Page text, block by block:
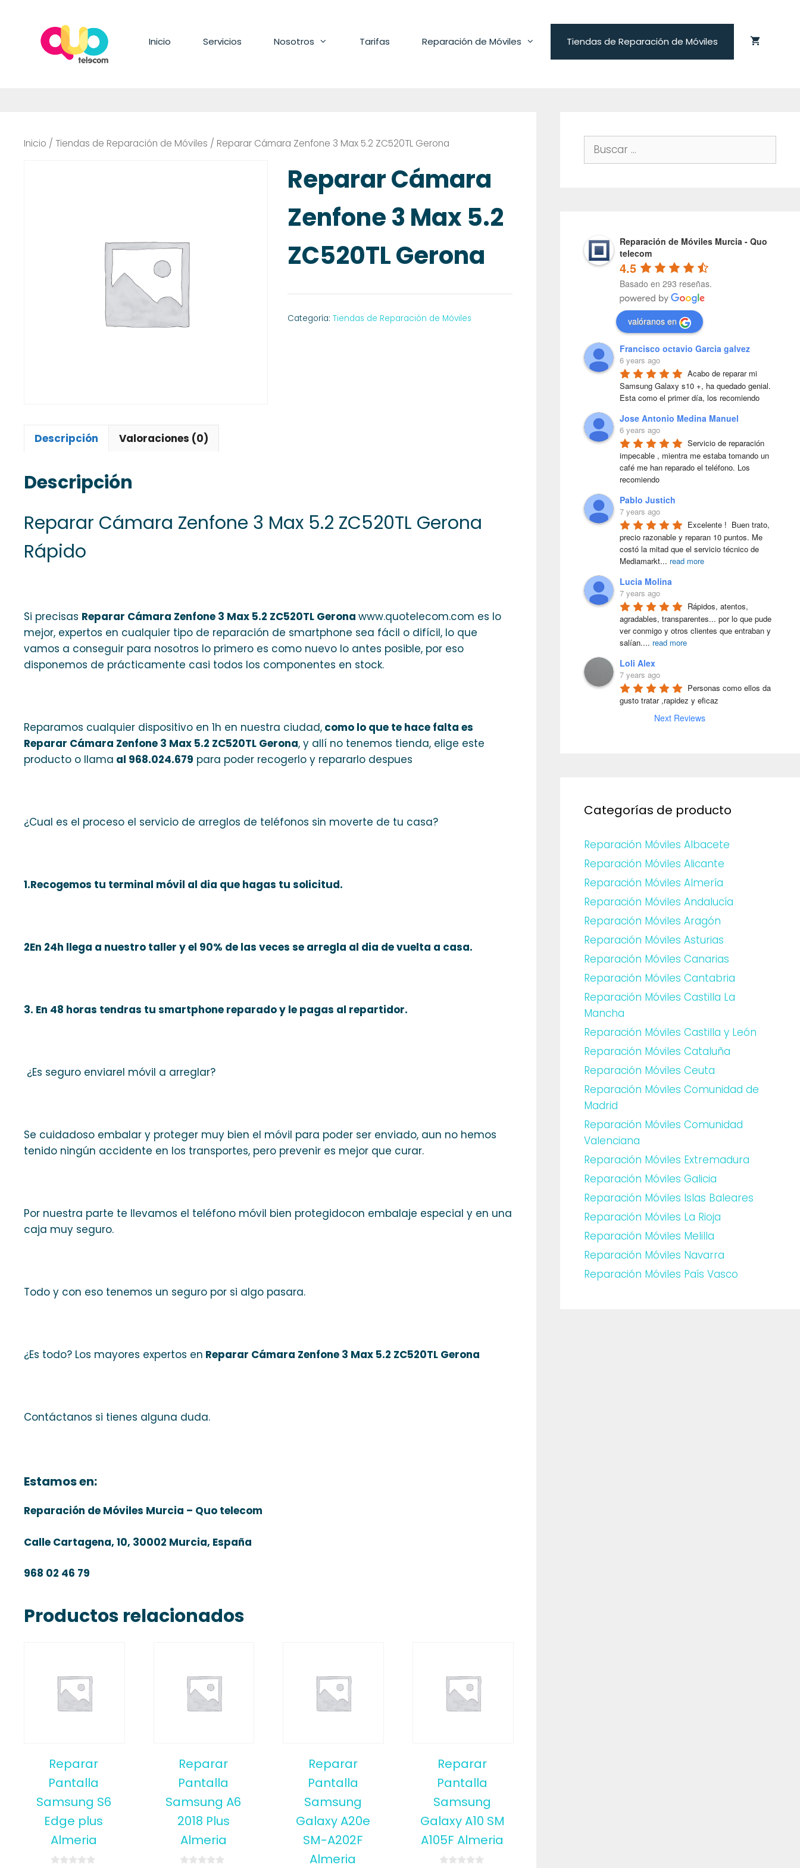
contenido
Inicio Servicios Nosotros Tarifas Reparación de Móviles Tiendas de Reparación de Móviles
Inicio / Tiendas de Reparación de Móviles / Reparar Cámara Zenfone 3 Max 5.2 ZC520TL Gerona
Reparar Cámara
Zenfone 3 Max 5.2
ZC520TL Gerona
Categoría:Tiendas de Reparación de Móviles
Descripción Valoraciones (0)
Descripción
Reparar Cámara Zenfone 3 Max 5.2 ZC520TL Gerona
Rápido
Si precisas Reparar Cámara Zenfone 3 Max 5.2 ZC520TL Gerona www.quotelecom.com es lo
mejor, expertos en cualquier tipo de reparación de smartphone sea fácil o difícil, lo que
vamos a conseguir para nosotros lo primero es como nuevo lo antes posible, por eso
disponemos de prácticamente casi todos los componentes en stock.
Reparamos cualquier dispositivo en 1h en nuestra ciudad, como lo que te hace falta es
Reparar Cámara Zenfone 3 Max 5.2 ZC520TL Gerona, y allí no tenemos tienda, elige este
producto o llama al 968.024.679 para poder recogerlo y repararlo despues
¿Cual es el proceso el servicio de arreglos de teléfonos sin moverte de tu casa?
1.Recogemos tu terminal móvil al dia que hagas tu solicitud.
2En 24h llega a nuestro taller y el 90% de las veces se arregla al dia de vuelta a casa.
3. En 48 horas tendras tu smartphone reparado y le pagas al repartidor.
¿Es seguro enviarel móvil a arreglar?
Se cuidadoso embalar y proteger muy bien el móvil para poder ser enviado, aun no hemos
tenido ningún accidente en los transportes, pero prevenir es mejor que curar.
Por nuestra parte te llevamos el teléfono móvil bien protegidocon embalaje especial y en una
caja muy seguro.
Todo y con eso tenemos un seguro por si algo pasara.
¿Es todo? Los mayores expertos en Reparar Cámara Zenfone 3 Max 5.2 ZC520TL Gerona
Contáctanos si tienes alguna duda.
Estamos en:
Reparación de Móviles Murcia – Quo telecom
Calle Cartagena, 10, 30002 Murcia, España
968 02 46 79
Productos relacionados
Reparar
Pantalla
Samsung S6
Edge plus
Almeria
Reparar
Pantalla
Samsung A6
2018 Plus
Almeria
Reparar
Pantalla
Samsung
Galaxy A20e
SM-A202F
Almeria
Reparar
Pantalla
Samsung
Galaxy A10 SM
A105F Almeria
Buscar:
Reparación de Móviles Murcia - Quo
telecom
4.5
Basado en 293 reseñas.
valóranos en
Francisco octavio Garcia galvez
6 years ago
Acabo de reparar mi
Samsung Galaxy s10 +, ha quedado genial.
Esta como el primer día, los recomiendo
Jose Antonio Medina Manuel
6 years ago
Servicio de reparación
impecable , mientra me estaba tomando un
café me han reparado el teléfono. Los
recomiendo
Pablo Justich
7 years ago
Excelente !  Buen trato,
precio razonable y reparan 10 puntos. Me
costó la mitad que el servicio técnico de
Mediamarkt... read more
Lucia Molina
7 years ago
Rápidos, atentos,
agradables, transparentes... por lo que pude
ver conmigo y otros clientes que entraban y
salían.... read more
Loli Alex
7 years ago
Personas como ellos da
gusto tratar ,rapidez y eficaz
Next Reviews
Categorías de producto
Reparación Móviles Albacete
Reparación Móviles Alicante
Reparación Móviles Almería
Reparación Móviles Andalucía
Reparación Móviles Aragón
Reparación Móviles Asturias
Reparación Móviles Canarias
Reparación Móviles Cantabria
Reparación Móviles Castilla La
Mancha
Reparación Móviles Castilla y León
Reparación Móviles Cataluña
Reparación Móviles Ceuta
Reparación Móviles Comunidad de
Madrid
Reparación Móviles Comunidad
Valenciana
Reparación Móviles Extremadura
Reparación Móviles Galicia
Reparación Móviles Islas Baleares
Reparación Móviles La Rioja
Reparación Móviles Melilla
Reparación Móviles Navarra
Reparación Móviles País Vasco